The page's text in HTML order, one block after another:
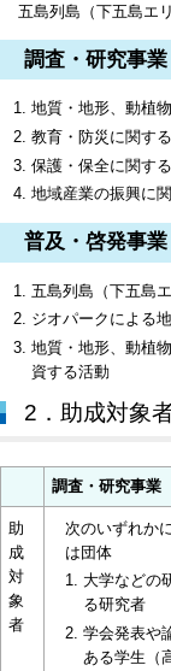
五島列島（下五島エ
調査・研究事業
地質・地形、動植
教育・防災に関す
保護・保全に関す
地域産業の振興に
普及・啓発事業
五島列島（下五島
ジオパークによる
地質・地形、動植
資する活動
2．助成対象
調査・研究事業
助
成
対
象
者
次のいずれか
は団体
大学などの
る研究者
学会発表や
ある学生（